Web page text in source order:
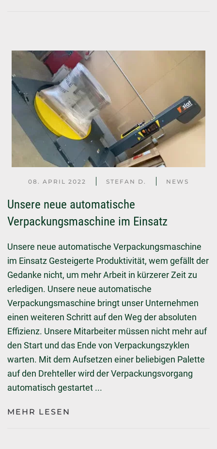
08. APRIL 2022 STEFAN D. NEWS
Unsere neue automatische
Verpackungsmaschine im Einsatz
Unsere neue automatische Verpackungsmaschine
im Einsatz Gesteigerte Produktivität, wem gefällt der
Gedanke nicht, um mehr Arbeit in kürzerer Zeit zu
erledigen. Unsere neue automatische
Verpackungsmaschine bringt unser Unternehmen
einen weiteren Schritt auf den Weg der absoluten
Effizienz. Unsere Mitarbeiter müssen nicht mehr auf
den Start und das Ende von Verpackungszyklen
warten. Mit dem Aufsetzen einer beliebigen Palette
auf den Drehteller wird der Verpackungsvorgang
automatisch gestartet ...
MEHR LESEN